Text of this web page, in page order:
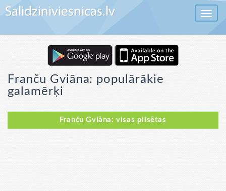
Toggle
Franču Gviāna: populārākie
galamērķi
Franču Gviāna: visas pilsētas